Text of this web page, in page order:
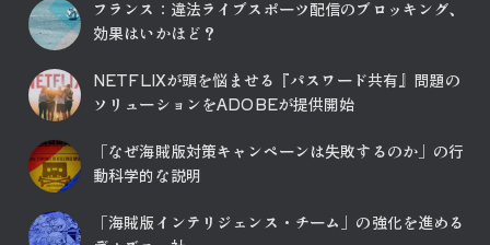
フランス：違法ライブスポーツ配信のブロッキング、
効果はいかほど？
NETFLIXが頭を悩ませる『パスワード共有』問題の
ソリューションをADOBEが提供開始
「なぜ海賊版対策キャンペーンは失敗するのか」の行
動科学的な説明
「海賊版インテリジェンス・チーム」の強化を進める